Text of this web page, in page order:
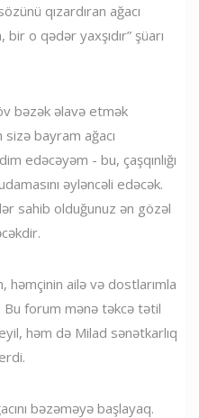
qızardıran ağacı
o qədər yaxşıdır” şüarı
bəzək əlavə etmək
sizə bayram ağacı
edəcəyəm - bu, çaşqınlığı
əyləncəli edəcək.
sahib olduğunuz ən gözəl
həmçinin ailə və dostlarımla
Bu forum mənə təkcə tətil
həm də Milad sənətkarlıq
bəzəməyə başlayaq.